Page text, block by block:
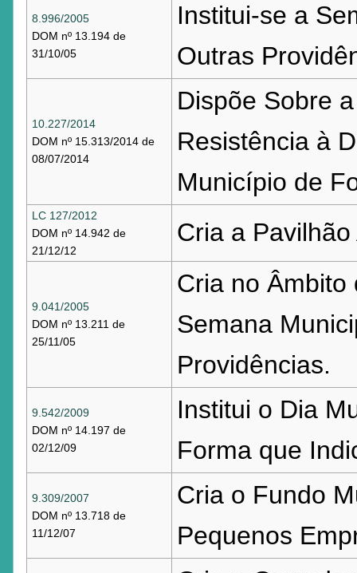
8.996/2005
DOM nº 13.194 de
31/10/05
Institui-se a
Outras
10.227/2014
DOM nº 15.313/2014 de
08/07/2014
Dispõe Sobre
Resistência à
Município de
LC 127/2012
DOM nº 14.942 de
21/12/12
Cria a
9.041/2005
DOM nº 13.211 de
25/11/05
Cria no
Semana
Providências.
9.542/2009
DOM nº 14.197 de
02/12/09
Institui o Dia
Forma que
9.309/2007
DOM nº 13.718 de
11/12/07
Cria o Fundo
Pequenos